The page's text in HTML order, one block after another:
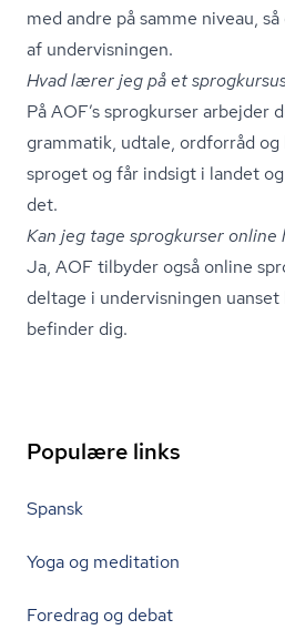
med andre på samme niveau,
af undervisningen.
Hvad lærer jeg på et
På AOF’s sprogkurser arbejder
grammatik, udtale, ordforråd
sproget og får indsigt i landet
det.
Kan jeg tage sprogkurser online
Ja, AOF tilbyder også online
deltage i undervisningen
befinder dig.
Populære links
Spansk
Yoga og meditation
Foredrag og debat